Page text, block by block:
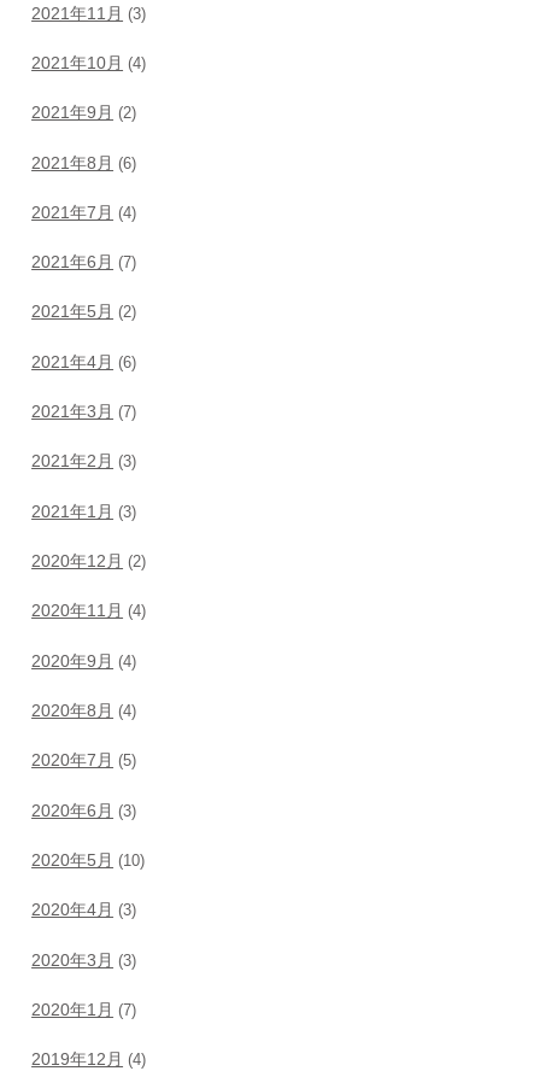
2021年11月 (3)
2021年10月 (4)
2021年9月 (2)
2021年8月 (6)
2021年7月 (4)
2021年6月 (7)
2021年5月 (2)
2021年4月 (6)
2021年3月 (7)
2021年2月 (3)
2021年1月 (3)
2020年12月 (2)
2020年11月 (4)
2020年9月 (4)
2020年8月 (4)
2020年7月 (5)
2020年6月 (3)
2020年5月 (10)
2020年4月 (3)
2020年3月 (3)
2020年1月 (7)
2019年12月 (4)